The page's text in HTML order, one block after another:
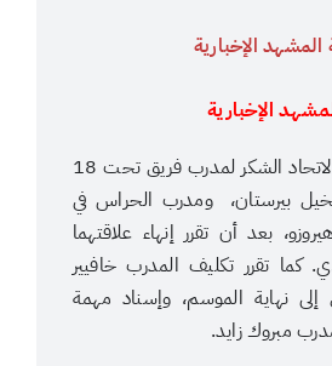
الإخبارية
الإخبارية
قدمت إدارة نادي الاتحاد الشكر لمدرب فريق تحت 18
بيرستان، ومدرب الحراس في
بعد أن تقرر إنهاء علاقتهما
كما تقرر تكليف المدرب خافيير
إلى نهاية الموسم، وإسناد مهمة
مبروك زايد.